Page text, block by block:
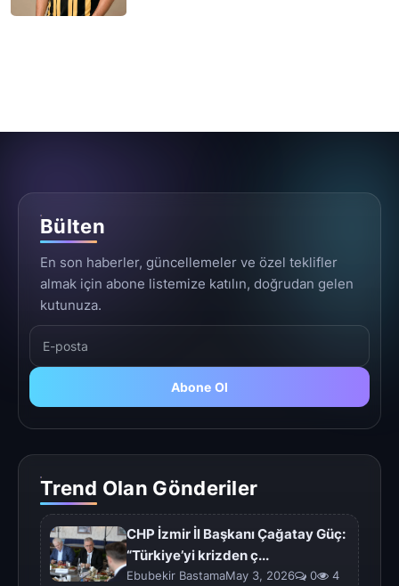
Bülten
En son haberler, güncellemeler ve özel teklifler
almak için abone listemize katılın, doğrudan gelen
kutunuza.
Abone Ol
Trend Olan Gönderiler
CHP İzmir İl Başkanı Çağatay Güç:
“Türkiye’yi krizden ç...
Ebubekir BastamaMay 3, 2026 0 4